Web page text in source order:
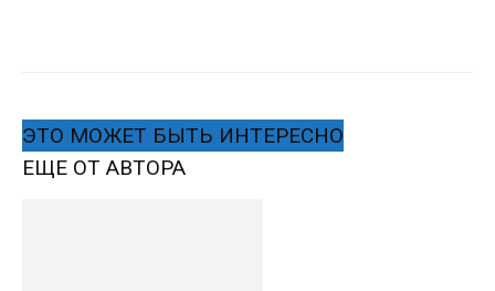
ЭТО МОЖЕТ БЫТЬ ИНТЕРЕСНО
ЕЩЕ ОТ АВТОРА